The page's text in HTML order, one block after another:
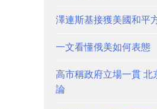
澤連斯基接獲美國和平
一文看懂俄美如何表態
高市稱政府立場一貫
論